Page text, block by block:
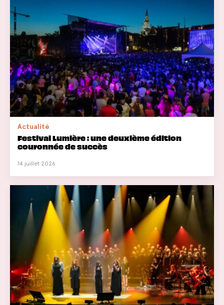
Actualité
Festival Lumière : une deuxième édition
couronnée de succès
14 juillet 2026